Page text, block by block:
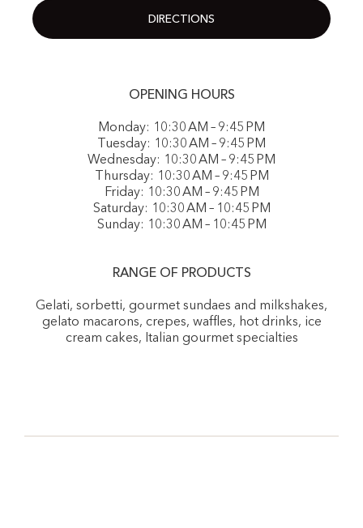
DIRECTIONS
OPENING HOURS
Monday: 10:30 AM – 9:45 PM
Tuesday: 10:30 AM – 9:45 PM
Wednesday: 10:30 AM – 9:45 PM
Thursday: 10:30 AM – 9:45 PM
Friday: 10:30 AM – 9:45 PM
Saturday: 10:30 AM – 10:45 PM
Sunday: 10:30 AM – 10:45 PM
RANGE OF PRODUCTS
Gelati, sorbetti, gourmet sundaes and milkshakes,
gelato macarons, crepes, waffles, hot drinks, ice
cream cakes, Italian gourmet specialties